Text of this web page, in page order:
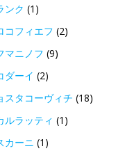
ンク (1)
コフィエフ (2)
マニノフ (9)
ダーイ (2)
スタコーヴィチ (18)
ルラッティ (1)
カーニ (1)